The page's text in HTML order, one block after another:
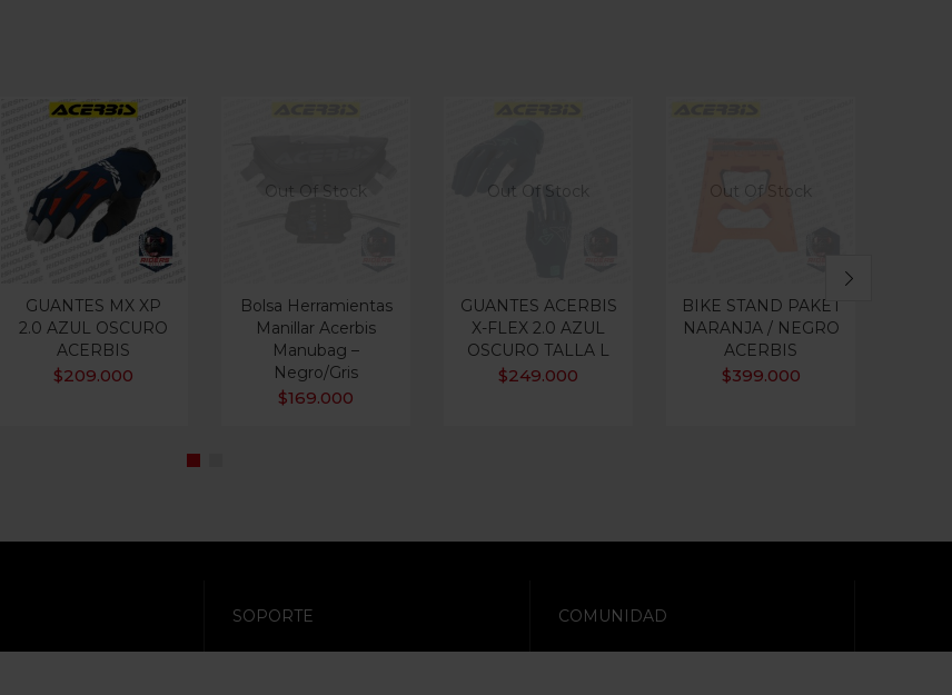
GUANTES MX XP
2.0 AZUL OSCURO
ACERBIS
$209.000
Out Of Stock
Bolsa Herramientas
Manillar Acerbis
Manubag –
Negro/Gris
$169.000
Out Of Stock
GUANTES ACERBIS
X-FLEX 2.0 AZUL
OSCURO TALLA L
$249.000
Out Of Stock
BIKE STAND PAKET
NARANJA / NEGRO
ACERBIS
$399.000
SOPORTE COMUNIDAD